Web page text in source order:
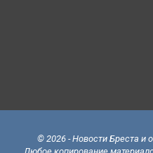
© 2026 - Новости Бреста и